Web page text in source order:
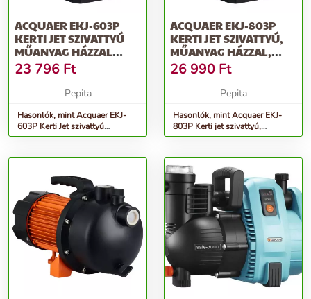
ACQUAER EKJ-603P
KERTI JET SZIVATTYÚ
MŰANYAG HÁZZAL
(600W / 1&QUO...
23 796 Ft
Pepita
Hasonlók, mint Acquaer EKJ-
603P Kerti Jet szivattyú
műanyag házzal (600W /
ACQUAER EKJ-803P
KERTI JET SZIVATTYÚ,
MŰANYAG HÁZZAL,
(800W / 1&Q...
26 990 Ft
Pepita
Hasonlók, mint Acquaer EKJ-
803P Kerti jet szivattyú,
műanyag házzal, (800W / 1&q...